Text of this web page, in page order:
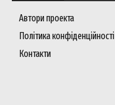
Автори проекта
Політика конфіденційності
Контакти